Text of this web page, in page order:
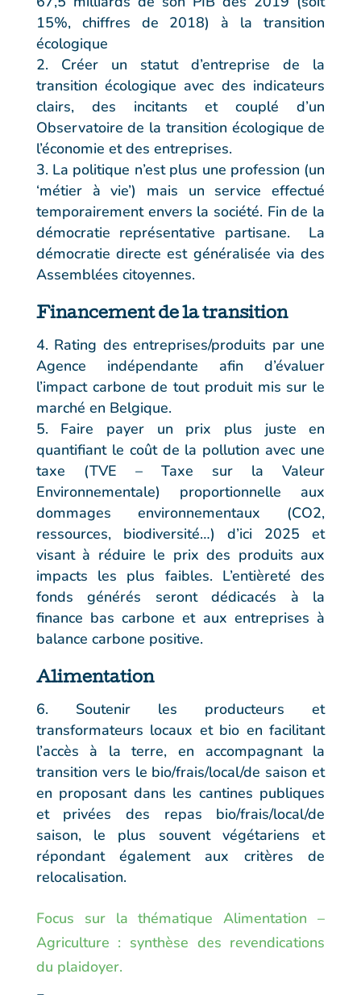
15%, chiffres de 2018) à la transition
écologique
Créer un statut d’entreprise de la
transition écologique avec des indicateurs
clairs, des incitants et couplé d’un
Observatoire de la transition écologique de
l’économie et des entreprises.
La politique n’est plus une profession (un
‘métier à vie’) mais un service effectué
temporairement envers la société. Fin de la
démocratie représentative partisane. La
démocratie directe est généralisée via des
Assemblées citoyennes.
Financement de la transition
Rating des entreprises/produits par une
Agence indépendante afin d’évaluer
l’impact carbone de tout produit mis sur le
marché en Belgique.
Faire payer un prix plus juste en
quantifiant le coût de la pollution avec une
taxe (TVE – Taxe sur la Valeur
Environnementale) proportionnelle aux
dommages environnementaux (CO2,
ressources, biodiversité…) d’ici 2025 et
visant à réduire le prix des produits aux
impacts les plus faibles. L’entièreté des
fonds générés seront dédicacés à la
finance bas carbone et aux entreprises à
balance carbone positive.
Alimentation
Soutenir les producteurs et
transformateurs locaux et bio en facilitant
l’accès à la terre, en accompagnant la
transition vers le bio/frais/local/de saison et
en proposant dans les cantines publiques
et privées des repas bio/frais/local/de
saison, le plus souvent végétariens et
répondant également aux critères de
relocalisation.
Focus sur la thématique Alimentation –
Agriculture : synthèse des revendications
du plaidoyer.